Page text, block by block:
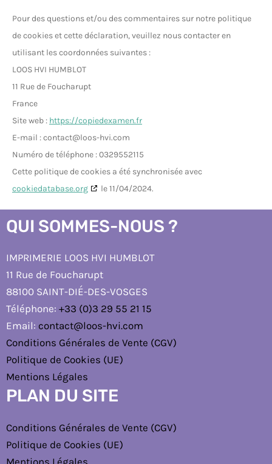
Pour des questions et/ou des commentaires sur notre politique
de cookies et cette déclaration, veuillez nous contacter en
utilisant les coordonnées suivantes :
LOOS HVI HUMBLOT
11 Rue de Foucharupt
France
Site web : https://copiedexamen.fr
E-mail :contact@loos-hvi.com
Numéro de téléphone : 0329552115
Cette politique de cookies a été synchronisée avec
cookiedatabase.org
le 11/04/2024.
QUI SOMMES-NOUS ?
IMPRIMERIE LOOS HVI HUMBLOT
11 Rue de Foucharupt
88100 SAINT-DIÉ-DES-VOSGES
Téléphone: +33 (0)3 29 55 21 15
Email: contact@loos-hvi.com
Conditions Générales de Vente (CGV)
Politique de Cookies (UE)
Mentions Légales
PLAN DU SITE
Conditions Générales de Vente (CGV)
Politique de Cookies (UE)
Mentions Légales